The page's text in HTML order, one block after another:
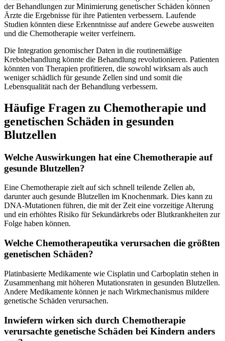
der Behandlungen zur Minimierung genetischer Schäden können
Ärzte die Ergebnisse für ihre Patienten verbessern. Laufende
Studien könnten diese Erkenntnisse auf andere Gewebe ausweiten
und die Chemotherapie weiter verfeinern.
Die Integration genomischer Daten in die routinemäßige
Krebsbehandlung könnte die Behandlung revolutionieren. Patienten
könnten von Therapien profitieren, die sowohl wirksam als auch
weniger schädlich für gesunde Zellen sind und somit die
Lebensqualität nach der Behandlung verbessern.
Häufige Fragen zu Chemotherapie und
genetischen Schäden in gesunden
Blutzellen
Welche Auswirkungen hat eine Chemotherapie auf
gesunde Blutzellen?
Eine Chemotherapie zielt auf sich schnell teilende Zellen ab,
darunter auch gesunde Blutzellen im Knochenmark. Dies kann zu
DNA-Mutationen führen, die mit der Zeit eine vorzeitige Alterung
und ein erhöhtes Risiko für Sekundärkrebs oder Blutkrankheiten zur
Folge haben können.
Welche Chemotherapeutika verursachen die größten
genetischen Schäden?
Platinbasierte Medikamente wie Cisplatin und Carboplatin stehen in
Zusammenhang mit höheren Mutationsraten in gesunden Blutzellen.
Andere Medikamente können je nach Wirkmechanismus mildere
genetische Schäden verursachen.
Inwiefern wirken sich durch Chemotherapie
verursachte genetische Schäden bei Kindern anders